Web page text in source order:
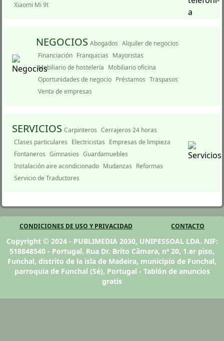
Xiaomi Mi 9t
NEGOCIOS Abogados Alquiler de negocios
Financiación Franquicias Mayoristas
Mobiliario de hostelería Mobiliario oficina
Oportunidades de negocio Préstamos Traspasos
Venta de empresas
SERVICIOS Carpinteros Cerrajeros 24 horas
Clases particulares Electricistas Empresas de limpieza
Fontaneros Gimnasios Guardamuebles
Instalación aire acondicionado Mudanzas Reformas
Servicio de Traductores
CONDICIONES DE USO Y PRIVACIDAD CONTACTO
Copyright © 2024 - PUBLIMEDIA 2030, UNIPESSOAL LDA. NIF:
518848540 - Portugal. Rua Dr. Brito Câmara, nº 20, 1.er piso,
Funchal, distrito de la isla de Madeira, municipio de Funchal,
parroquia de Funchal (Sé), Portugal - Tablón de anuncios
gratis